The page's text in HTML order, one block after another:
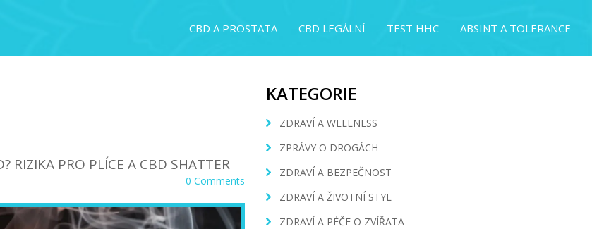
CBD A PROSTATA CBD LEGÁLNÍ TEST HHC ABSINT A TOLERANCE
RIZIKA PRO PLÍCE A CBD SHATTER
0 Comments
KATEGORIE
ZDRAVÍ A WELLNESS
ZPRÁVY O DROGÁCH
ZDRAVÍ A BEZPEČNOST
ZDRAVÍ A ŽIVOTNÍ STYL
ZDRAVÍ A PÉČE O ZVÍŘATA